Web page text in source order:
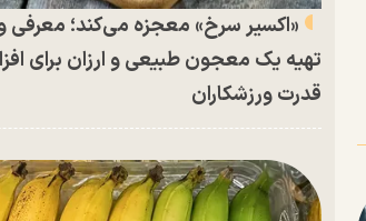
«اکسیر سرخ» معجزه می‌کند؛ معرفی
تهیه یک معجون طبیعی و ارزان برای
قدرت ورزشکاران